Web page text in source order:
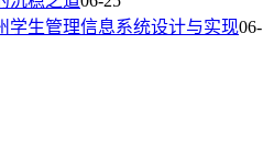
学生管理信息系统设计与实现06-